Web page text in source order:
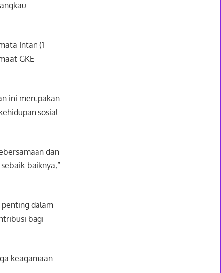
Intan (1
GKE
ini merupakan
sosial
dan
baiknya,”
penting dalam
bagi
keagamaan